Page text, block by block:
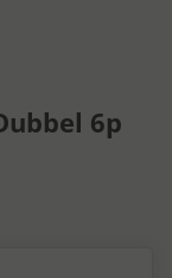
6p